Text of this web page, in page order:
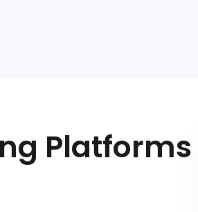
Platforms